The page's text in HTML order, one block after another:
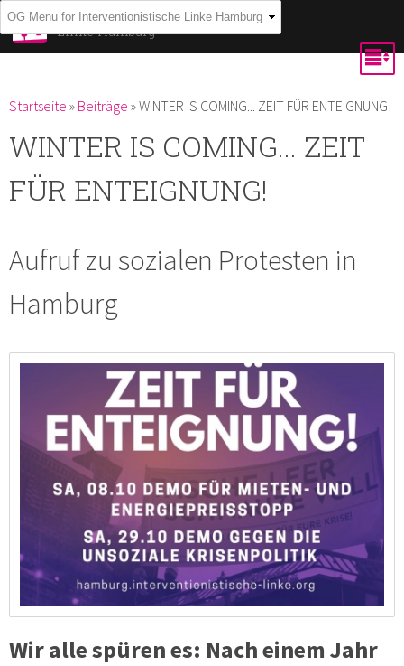
Direkt
zum
Inhalt
Interventionistische
Linke Hamburg
Du bist hier
Startseite » Beiträge »WINTER IS COMING... ZEIT FÜR ENTEIGNUNG!
WINTER IS COMING... ZEIT
FÜR ENTEIGNUNG!
Aufruf zu sozialen Protesten in
Hamburg
Wir alle spüren es: Nach einem Jahr